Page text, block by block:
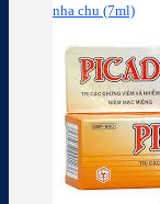
nha chu (7ml)